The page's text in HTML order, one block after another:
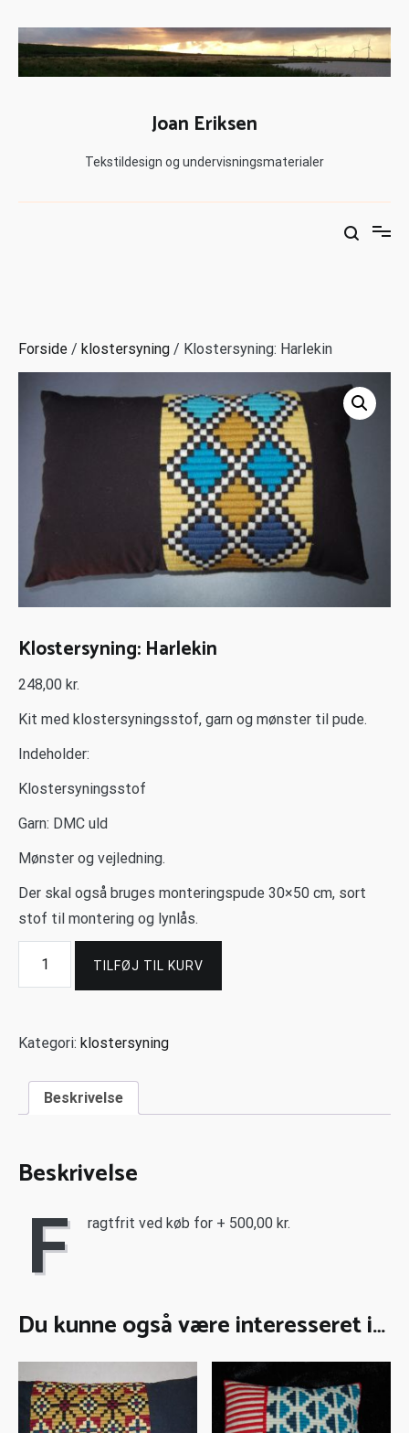
Joan Eriksen
Tekstildesign og undervisningsmaterialer
Forside / klostersyning / Klostersyning: Harlekin
Klostersyning: Harlekin
248,00 kr.
Kit med klostersyningsstof, garn og mønster til pude.
Indeholder:
Klostersyningsstof
Garn: DMC uld
Mønster og vejledning.
Der skal også bruges monteringspude 30×50 cm, sort
stof til montering og lynlås.
TILFØJ TIL KURV
Kategori: klostersyning
Beskrivelse
Beskrivelse
F ragtfrit ved køb for + 500,00 kr.
Du kunne også være interesseret i…